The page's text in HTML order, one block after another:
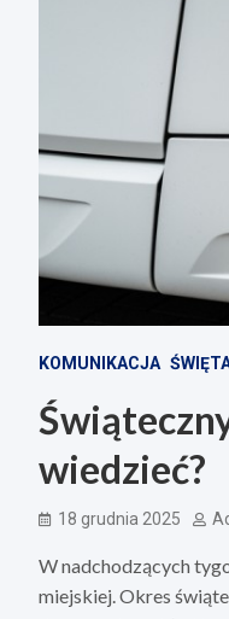
KOMUNIKACJA
wiedzieć?
18 grudnia 2025
W nadchodzących
miejskiej. Okres